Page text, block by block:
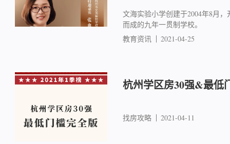
文海实验小学创建于2004年8月
而成的九年一贯制学校。
教育资讯
2021-04-25
杭州学区房30强&最低
找房攻略 2021-04-11